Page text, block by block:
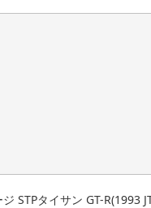
STPタイサン GT-R(1993